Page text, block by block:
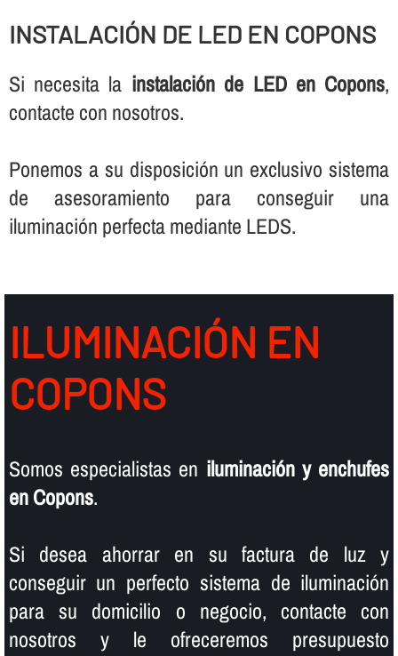
INSTALACIÓN DE LED EN COPONS
Si necesita la instalación de LED en Copons,
contacte con nosotros.
Ponemos a su disposición un exclusivo sistema
de asesoramiento para conseguir una
iluminación perfecta mediante LEDS.
ILUMINACIÓN EN
COPONS
Somos especialistas en iluminación y enchufes
en Copons.
Si desea ahorrar en su factura de luz y
conseguir un perfecto sistema de iluminación
para su domicilio o negocio, contacte con
nosotros y le ofreceremos presupuesto